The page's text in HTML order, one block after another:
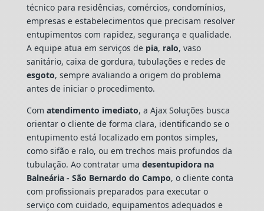
técnico para residências, comércios, condomínios,
empresas e estabelecimentos que precisam resolver
entupimentos com rapidez, segurança e qualidade.
A equipe atua em serviços de pia, ralo, vaso
sanitário, caixa de gordura, tubulações e redes de
esgoto, sempre avaliando a origem do problema
antes de iniciar o procedimento.
Com atendimento imediato, a Ajax Soluções busca
orientar o cliente de forma clara, identificando se o
entupimento está localizado em pontos simples,
como sifão e ralo, ou em trechos mais profundos da
tubulação. Ao contratar uma desentupidora na
Balneária - São Bernardo do Campo, o cliente conta
com profissionais preparados para executar o
serviço com cuidado, equipamentos adequados e